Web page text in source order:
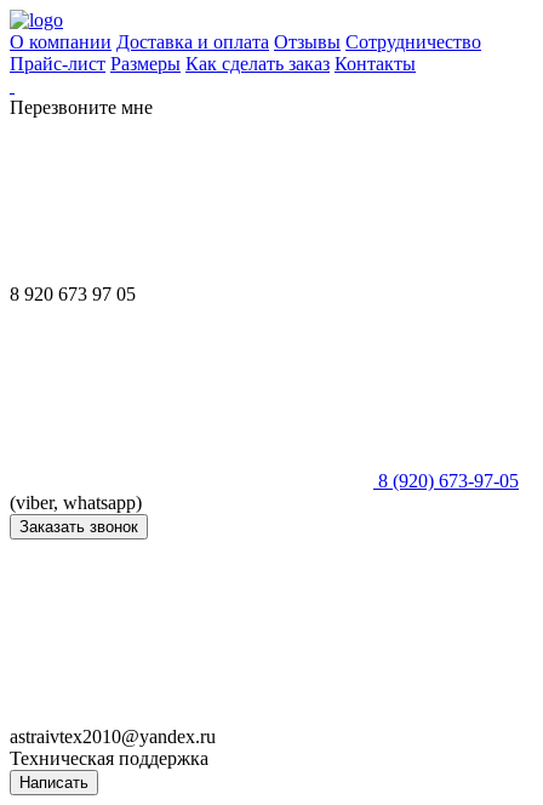
О компании Доставка и оплата Отзывы Сотрудничество
Прайс-лист Размеры Как сделать заказ Контакты
Перезвоните мне
8 920 673 97 05
8 (920) 673-97-05
(viber, whatsapp)
Заказать звонок
astraivtex2010@yandex.ru
Техническая поддержка
Написать